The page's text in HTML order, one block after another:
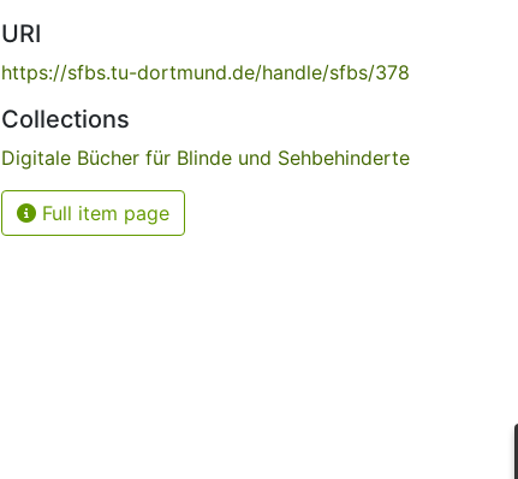
URI
https://sfbs.tu-dortmund.de/handle/sfbs/378
Collections
Digitale Bücher für Blinde und Sehbehinderte
Full item page